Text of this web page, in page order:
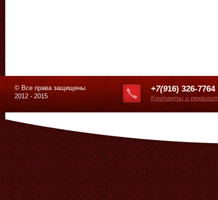
© Все права защищены.
2012 - 2015
+7(916) 326-7764
Контакты и